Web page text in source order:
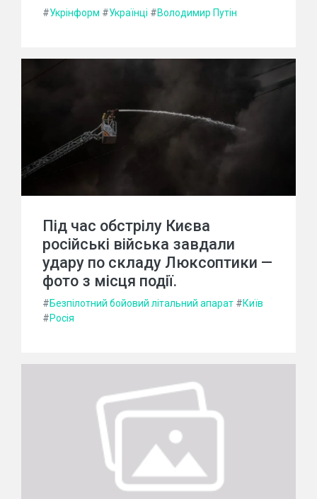
#Укрінформ #Українці #Володимир Путін
Під час обстрілу Києва
російські війська завдали
удару по складу Люксоптики —
фото з місця події.
#Безпілотний бойовий літальний апарат #Київ
#Росія